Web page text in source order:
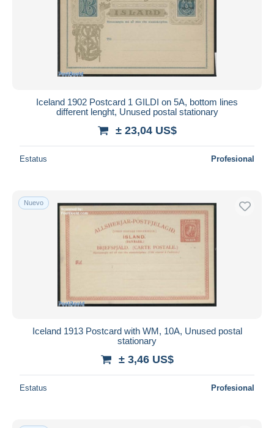
Iceland 1902 Postcard 1 GILDI on 5A, bottom lines
different lenght, Unused postal stationary
± 23,04 US$
Estatus Profesional
Nuevo
Iceland 1913 Postcard with WM, 10A, Unused postal
stationary
± 3,46 US$
Estatus Profesional